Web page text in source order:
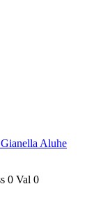
Gianella Aluhe
0 Val 0